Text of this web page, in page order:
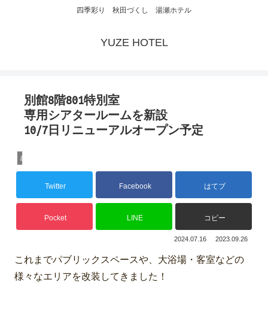
四季彩り 秋田づくし 湯瀬ホテル
YUZE HOTEL
別館8階801特別室
専用シアタールームを新設
10/7日リニューアルオープン予定
お知らせ
Twitter Facebook はてブ
Pocket LINE コピー
2024.07.16 2023.09.26
これまでパブリックスペースや、大浴場・客室などの
様々なエリアを改装してきました！